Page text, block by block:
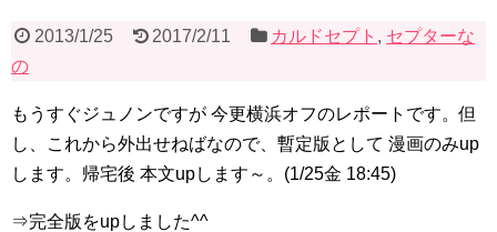
2013/1/25 2017/2/11 カルドセプト , セプターな
の
もうすぐジュノンですが 今更横浜オフのレポートです。但
し、これから外出せねばなので、暫定版として 漫画のみup
します。帰宅後 本文upします～。(1/25金 18:45)
⇒完全版をupしました^^